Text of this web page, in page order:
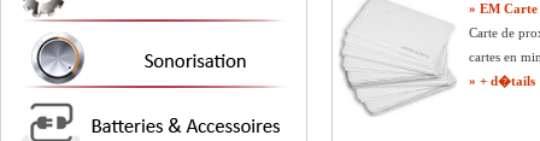
» EM
Carte de
cartes en
» + d�tails